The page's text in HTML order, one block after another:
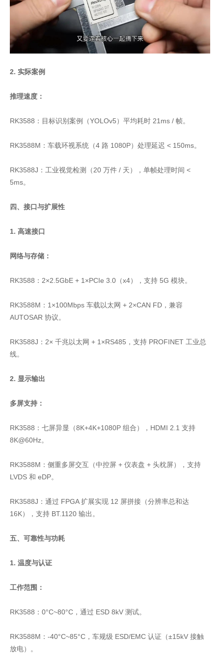
2. 实际案例
推理速度：
RK3588：目标识别案例（YOLOv5）平均耗时 21ms / 帧。
RK3588M：车载环视系统（4 路 1080P）处理延迟 < 150ms。
RK3588J：工业视觉检测（20 万件 / 天），单帧处理时间 <
5ms。
四、接口与扩展性
1. 高速接口
网络与存储：
RK3588：2×2.5GbE + 1×PCIe 3.0（x4），支持 5G 模块。
RK3588M：1×100Mbps 车载以太网 + 2×CAN FD，兼容
AUTOSAR 协议。
RK3588J：2× 千兆以太网 + 1×RS485，支持 PROFINET 工业总
线。
2. 显示输出
多屏支持：
RK3588：七屏异显（8K+4K+1080P 组合），HDMI 2.1 支持
8K@60Hz。
RK3588M：侧重多屏交互（中控屏 + 仪表盘 + 头枕屏），支持
LVDS 和 eDP。
RK3588J：通过 FPGA 扩展实现 12 屏拼接（分辨率总和达
16K），支持 BT.1120 输出。
五、可靠性与功耗
1. 温度与认证
工作范围：
RK3588：0°C~80°C，通过 ESD 8kV 测试。
RK3588M：-40°C~85°C，车规级 ESD/EMC 认证（±15kV 接触
放电）。